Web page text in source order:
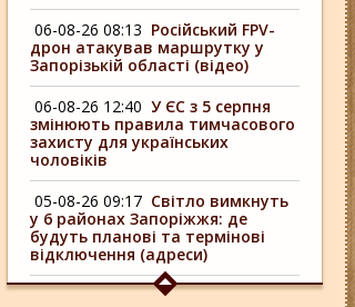
06-08-26 08:13 Російський FPV-
дрон атакував маршрутку у
Запорізькій області (відео)
06-08-26 12:40 У ЄС з 5 серпня
змінюють правила тимчасового
захисту для українських
чоловіків
05-08-26 09:17 Світло вимкнуть
у 6 районах Запоріжжя: де
будуть планові та термінові
відключення (адреси)
04-08-26 09:16 У 6 районах